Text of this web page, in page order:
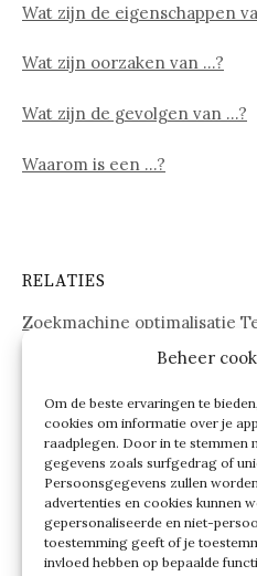
Beheer
Om de beste ervaringen te
cookies om informatie over je
raadplegen. Door in te stemmen
gegevens zoals surfgedrag of
Persoonsgegevens zullen
advertenties en cookies kunnen
gepersonaliseerde en niet-
toestemming geeft of je
invloed hebben op bepaalde
Wat zijn de eigenschappen
Wat zijn oorzaken van …?
Wat zijn de gevolgen van …?
Waarom is een …?
RELATIES
Zoekmachine optimalisatie